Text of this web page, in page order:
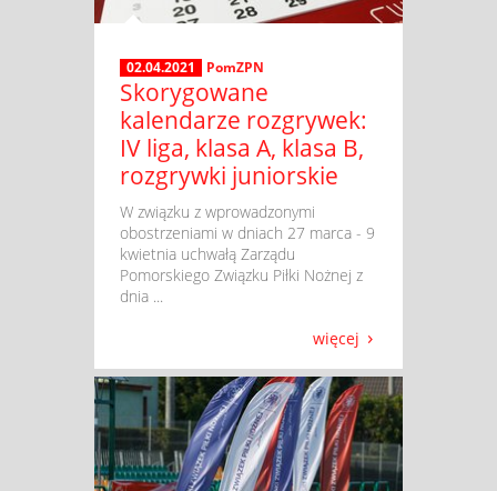
02.04.2021 PomZPN
Skorygowane
kalendarze rozgrywek:
IV liga, klasa A, klasa B,
rozgrywki juniorskie
​ W związku z wprowadzonymi
obostrzeniami w dniach 27 marca - 9
kwietnia uchwałą Zarządu
Pomorskiego Związku Piłki Nożnej z
dnia ...
więcej